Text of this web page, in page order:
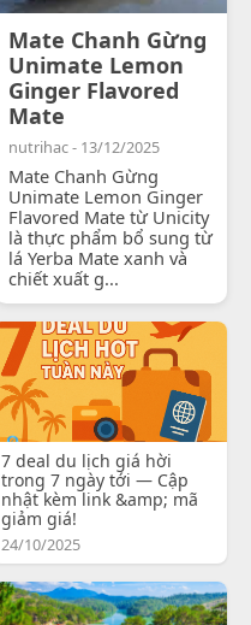
Mate Chanh Gừng
Unimate Lemon
Ginger Flavored
Mate
nutrihac - 13/12/2025
Mate Chanh Gừng
Unimate Lemon Ginger
Flavored Mate từ Unicity
là thực phẩm bổ sung từ
lá Yerba Mate xanh và
chiết xuất g...
7 deal du lịch giá hời
trong 7 ngày tới — Cập
nhật kèm link &amp; mã
giảm giá!
24/10/2025